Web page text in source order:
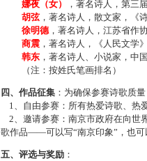
娜夜（女）
，著名诗人，第三
胡弦，著名诗人，散文家，《
徐明德，著名诗人，江苏省作
商震 ，著名诗人，《人民文学
韩东 ，著名诗人、小说家，中
（注：按姓氏笔画排名）
四、作品征集 ：为确保参赛诗歌质
1、自由参赛：所有热爱诗歌、热
2、邀请参赛：南京市政府在向世
歌作品——可以写“南京印象”，也可
五、评选与奖励 ：